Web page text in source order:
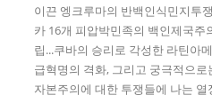
이끈 엥크루마의 반백인식민지투
카 16개 피압박민족의 백인제국주
립...쿠바의 승리로 각성한 라틴아
급혁명의 격화, 그리고 궁극적으
자본주의에 대한 투쟁들에 나는